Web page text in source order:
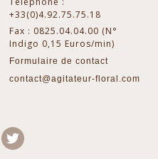
+33(0)4.92.75.75.18
Fax : 0825.04.04.00 (N°
Indigo 0,15 Euros/min)
Formulaire de contact
contact@agitateur-floral.com
Facebook